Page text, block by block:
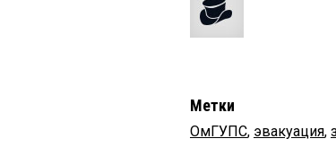
Метки
ОмГУПС, эвакуация,